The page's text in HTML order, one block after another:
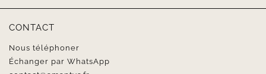
CONTACT
Nous téléphoner
Échanger par WhatsApp